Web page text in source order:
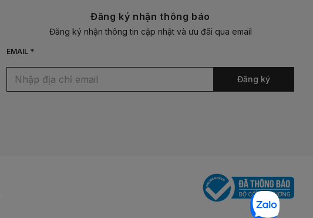
Đăng ký nhận thông báo
Đăng ký nhận thông tin cập nhật và ưu đãi qua email
EMAIL *
Đăng ký